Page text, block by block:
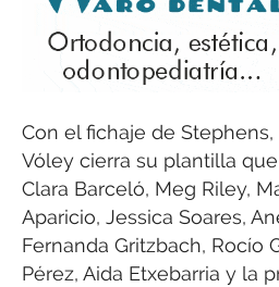
Con el fichaje de Stephens,
Vóley cierra su plantilla
Clara Barceló, Meg Riley,
Aparicio, Jessica Soares,
Fernanda Gritzbach, Rocío
Pérez, Aida Etxebarria y la